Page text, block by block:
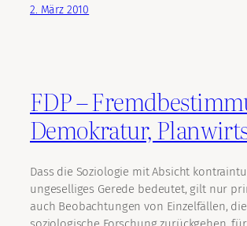
2. März 2010
FDP –
Demokratur,
Dass die Soziologie mit Absicht
ungeselliges Gerede bedeutet, gilt nur
auch Beobachtungen von Einzelfällen,